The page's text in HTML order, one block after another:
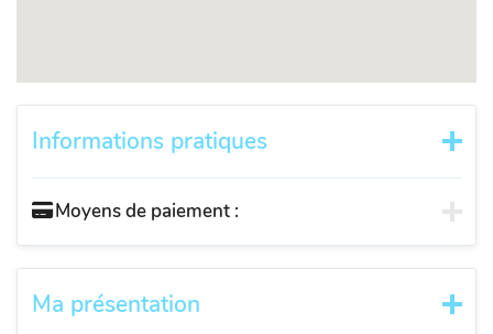
Informations pratiques
Moyens de paiement :
Ma présentation